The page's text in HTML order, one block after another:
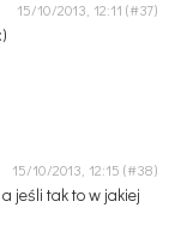
15/10/2013, 12:11
15/10/2013, 12:15
jeśli tak to w jakiej